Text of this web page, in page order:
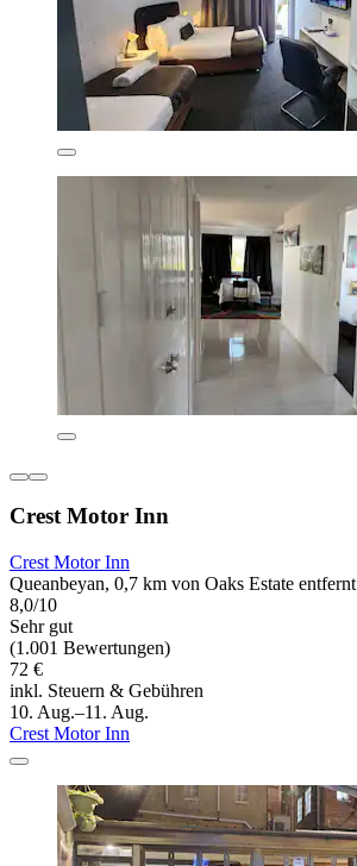
Crest Motor Inn
Crest Motor Inn
Queanbeyan, 0,7 km von Oaks Estate entfernt
8,0/10
Sehr gut
(1.001 Bewertungen)
72 €
inkl. Steuern & Gebühren
10. Aug.–11. Aug.
Crest Motor Inn